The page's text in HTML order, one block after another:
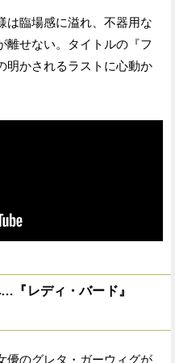
は臨場感に溢れ、不器用な
離せない。タイトルの『フ
明かされるラストに心動か
『レディ・バード』
優のグレタ・ガーウィグが